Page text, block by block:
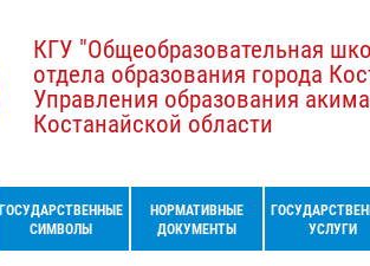
КГУ "Общеобразовательная
отдела образования города
Управления образования
Костанайской области
ГОСУДАРСТВЕННЫЕ
СИМВОЛЫ
НОРМАТИВНЫЕ
ДОКУМЕНТЫ
УСЛУГИ